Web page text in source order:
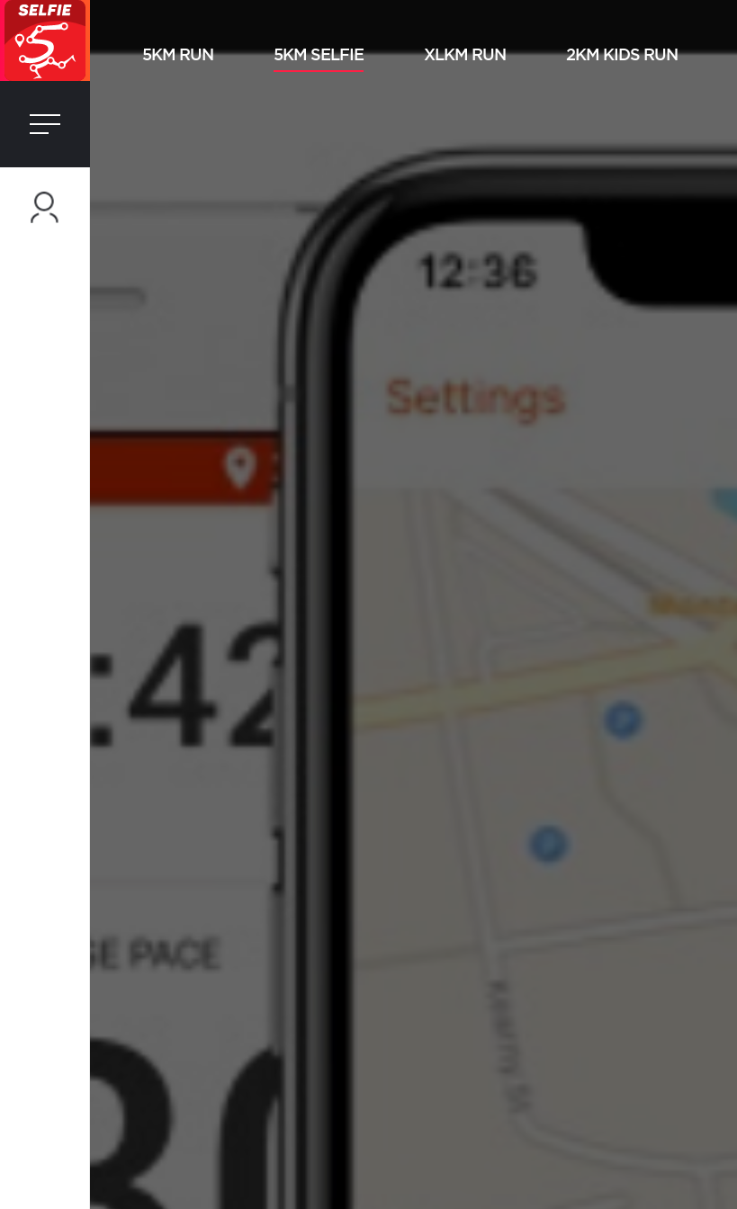
5KM RUN 5KM SELFIE XLKM RUN 2KM KIDS RUN